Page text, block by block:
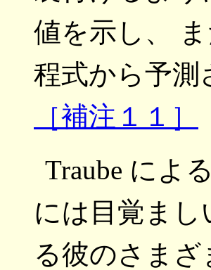
値を示し、
程式から予測
［補注１１］
Traube によ
には目覚ま
る彼のさま